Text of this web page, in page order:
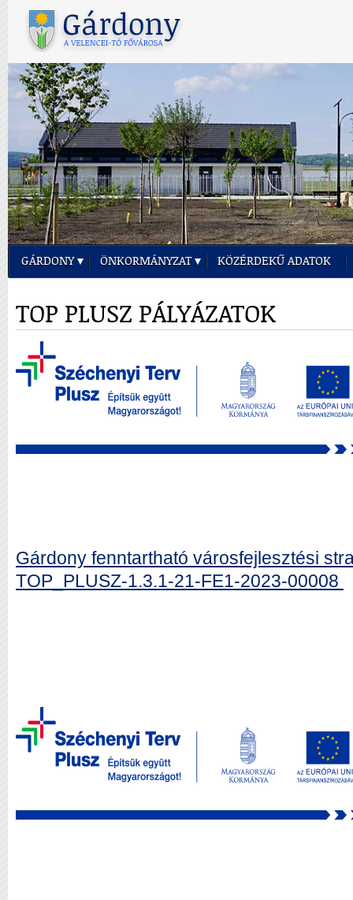
GÁRDONY ÖNKORMÁNYZAT KÖZÉRDEKŰ ADATOK
TOP PLUSZ PÁLYÁZATOK
Gárdony fenntartható városfejlesztési
TOP_PLUSZ-1.3.1-21-FE1-2023-00008